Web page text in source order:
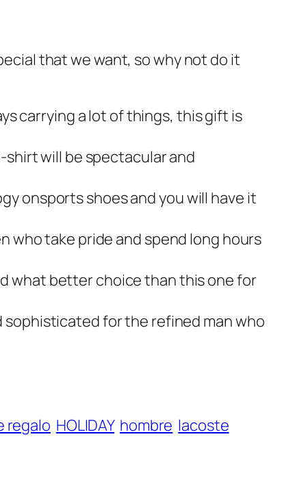
that we want, so why not do it
carrying a lot of things, this gift is
will be spectacular and
onsports shoes and you will have it
who take pride and spend long hours
what better choice than this one for
sophisticated for the refined man who
regalo HOLIDAY hombre lacoste